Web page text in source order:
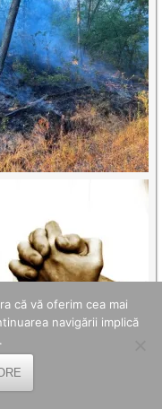
că vă oferim cea mai
navigării implică